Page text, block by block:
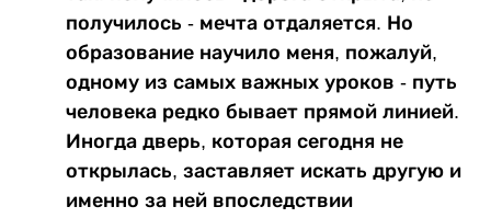
получилось - мечта отдаляется. Но
образование научило меня, пожалуй,
одному из самых важных уроков - путь
человека редко бывает прямой линией.
Иногда дверь, которая сегодня не
открылась, заставляет искать другую и
именно за ней впоследствии